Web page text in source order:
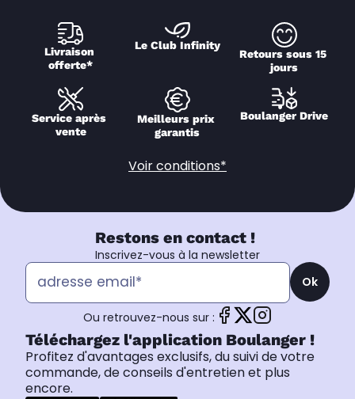
Livraison
offerte*
Le Club Infinity
Retours sous 15
jours
Service après
vente
Meilleurs prix
garantis
Boulanger Drive
Voir conditions*
Restons en contact !
Inscrivez-vous à la newsletter
Ok
Ou retrouvez-nous sur :
Téléchargez l'application Boulanger !
Profitez d'avantages exclusifs, du suivi de votre
commande, de conseils d'entretien et plus
encore.